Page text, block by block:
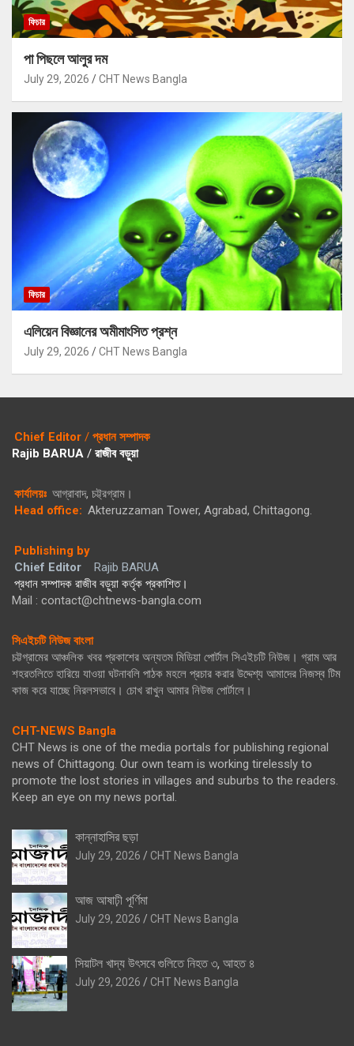
ফিচার
পা পিছলে আলুর দম
July 29, 2026 CHT News Bangla
ফিচার
এলিয়েন বিজ্ঞানের অমীমাংসিত প্রশ্ন
July 29, 2026 CHT News Bangla
Chief Editor / প্রধান সম্পাদক
Rajib BARUA / রাজীব বড়ুয়া
কার্যালয়ঃ আগ্রাবাদ, চট্ট্রগ্রাম।
Head office: Akteruzzaman Tower, Agrabad, Chittagong.
Publishing by
Chief Editor
Rajib BARUA
প্রধান সম্পাদক রাজীব বড়ুয়া কর্তৃক প্রকাশিত।
Mail : contact@chtnews-bangla.com
সিএইচটি নিউজ বাংলা
চট্টগ্রামের আঞ্চলিক খবর প্রকাশের অন্যতম মিডিয়া পোর্টাল সিএইচটি নিউজ। গ্রাম আর
শহরতলিতে হারিয়ে যাওয়া ঘটনাবলি পাঠক মহলে প্রচার করার উদ্দেশ্য আমাদের নিজস্ব টিম
কাজ করে যাচ্ছে নিরলসভাবে। চোখ রাখুন আমার নিউজ পোর্টালে।
CHT-NEWS Bangla
CHT News is one of the media portals for publishing regional
news of Chittagong. Our own team is working tirelessly to
promote the lost stories in villages and suburbs to the readers.
Keep an eye on my news portal.
কান্নাহাসির ছড়া
July 29, 2026 CHT News Bangla
আজ আষাঢ়ী পূর্ণিমা
July 29, 2026 CHT News Bangla
সিয়াটল খাদ্য উৎসবে গুলিতে নিহত ৩, আহত ৪
July 29, 2026 CHT News Bangla